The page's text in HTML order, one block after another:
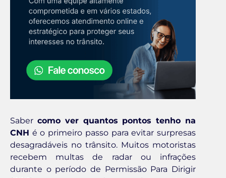
Saber como ver quantos pontos tenho na
CNH é o primeiro passo para evitar surpresas
desagradáveis no trânsito. Muitos motoristas
recebem multas de radar ou infrações
durante o período de Permissão Para Dirigir